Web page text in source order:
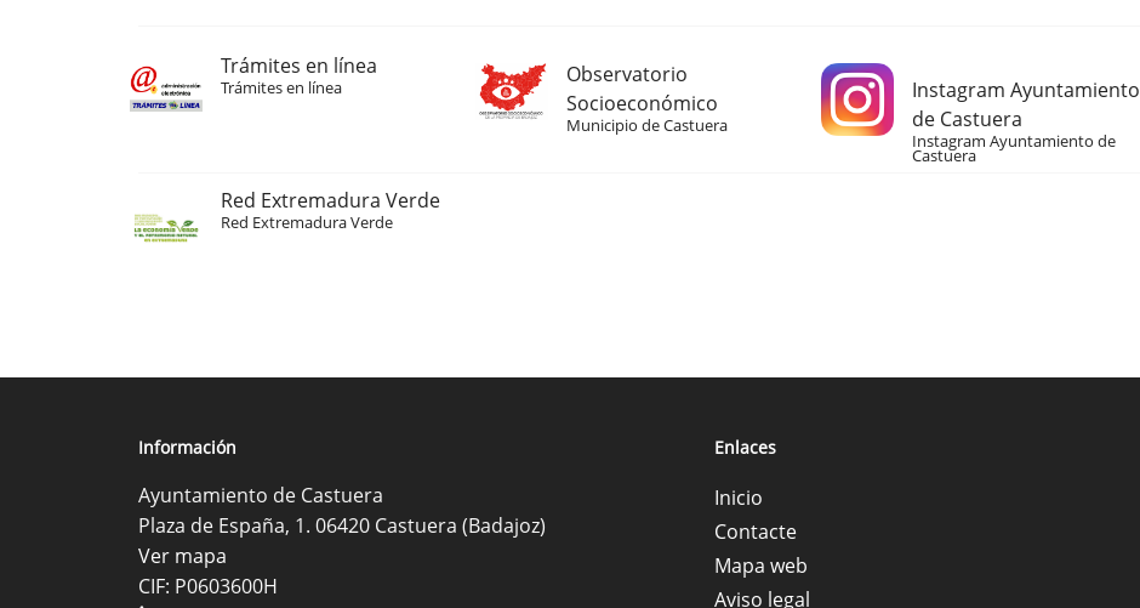
Trámites en línea
Trámites en línea
Observatorio
Socioeconómico
Municipio de Castuera
Instagram Ayuntamiento
de Castuera
Instagram Ayuntamiento de
Castuera
Red Extremadura Verde
Red Extremadura Verde
Información
Ayuntamiento de Castuera
Plaza de España, 1. 06420 Castuera (Badajoz)
Ver mapa
CIF: P0603600H
Enlaces
Inicio
Contacte
Mapa web
Aviso legal